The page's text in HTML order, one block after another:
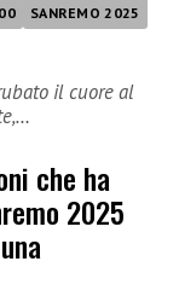
SANREMO 2025
il cuore al
che ha
2025